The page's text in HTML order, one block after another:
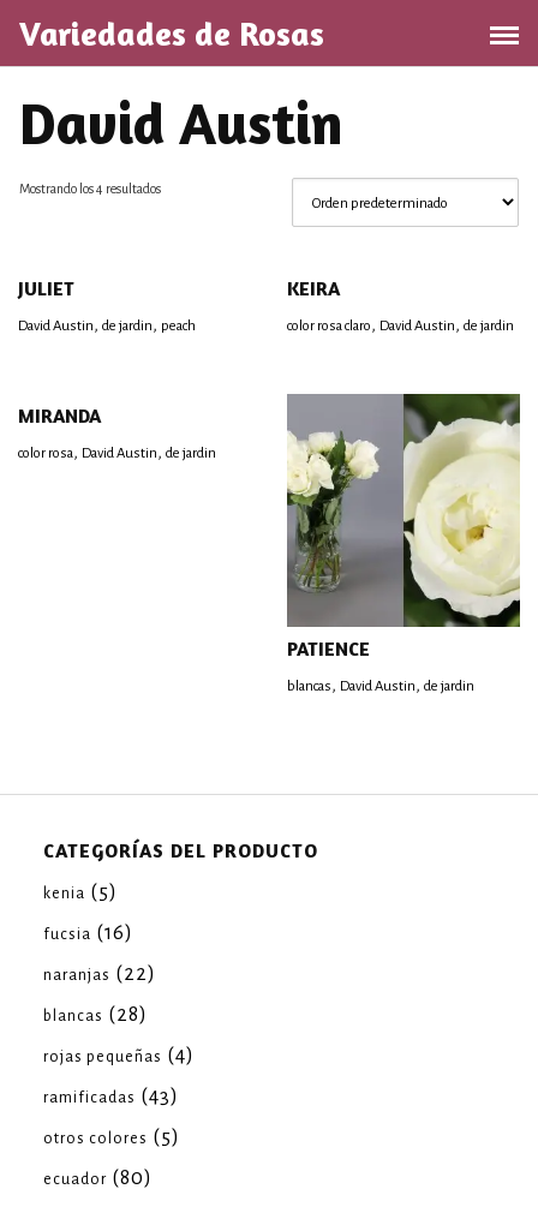
contenido
Variedades de Rosas
David Austin
Mostrando los 4 resultados
JULIET
David Austin, de jardin, peach
KEIRA
color rosa claro, David Austin, de jardin
MIRANDA
color rosa, David Austin, de jardin
PATIENCE
blancas, David Austin, de jardin
CATEGORÍAS DEL PRODUCTO
kenia (5)
fucsia (16)
naranjas (22)
blancas (28)
rojas pequeñas (4)
ramificadas (43)
otros colores (5)
ecuador (80)